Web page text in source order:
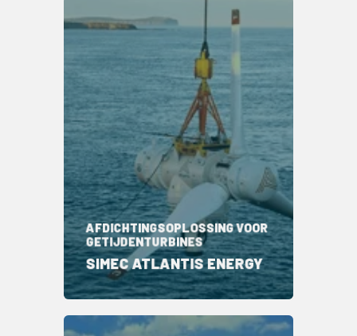
AFDICHTINGSOPLOSSING VOOR
GETIJDENTURBINES
SIMEC ATLANTIS ENERGY